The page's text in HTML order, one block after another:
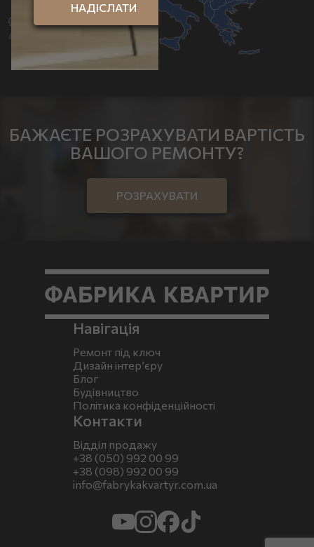
БАЖАЄТЕ РОЗРАХУВАТИ ВАРТІСТЬ
ВАШОГО РЕМОНТУ?
РОЗРАХУВАТИ
Навігація
Ремонт під ключ
Дизайн інтер’єру
Блог
Будівництво
Політика конфіденційності
Контакти
Відділ продажу
+38 (050) 992 00 99
+38 (098) 992 00 99
info@fabrykakvartyr.com.ua